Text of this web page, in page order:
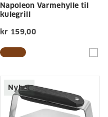
Napoleon Varmehylle til
kulegrill
kr 159,00
Nyhet